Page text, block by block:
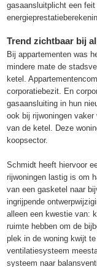
gasaansluitplicht een
Trend zichtbaar bij
Bij appartementen was
mindere mate de
ketel.
corporatiebezit. En
gasaansluiting in hun
ook bij rijwoningen
van de ketel. Deze
koopsector.
Schmidt heeft hiervoor
rijwoningen lastig is om
van een gasketel naar
ingrijpende
alleen een kwestie van:
ruimte hebben om de
plek in de woning kwijt
ventilatiesysteem
systeem naar